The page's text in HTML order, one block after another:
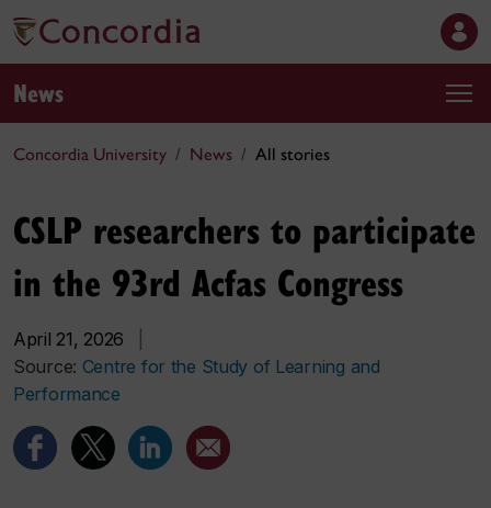
News
Concordia University News All stories
CSLP researchers to participate
in the 93rd Acfas Congress
April 21, 2026
Source: Centre for the Study of Learning and
Performance